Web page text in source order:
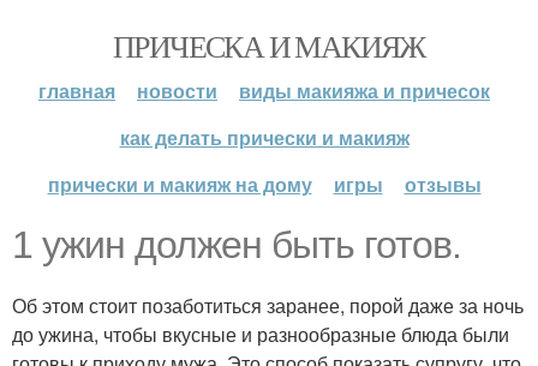
ПРИЧЕСКА И МАКИЯЖ
главная новости
виды макияжа и причесок
как делать прически и макияж
прически и макияж на дому
игры отзывы
1 ужин должен быть готов.
Об этом стоит позаботиться заранее, порой даже за ночь
до ужина, чтобы вкусные и разнообразные блюда были